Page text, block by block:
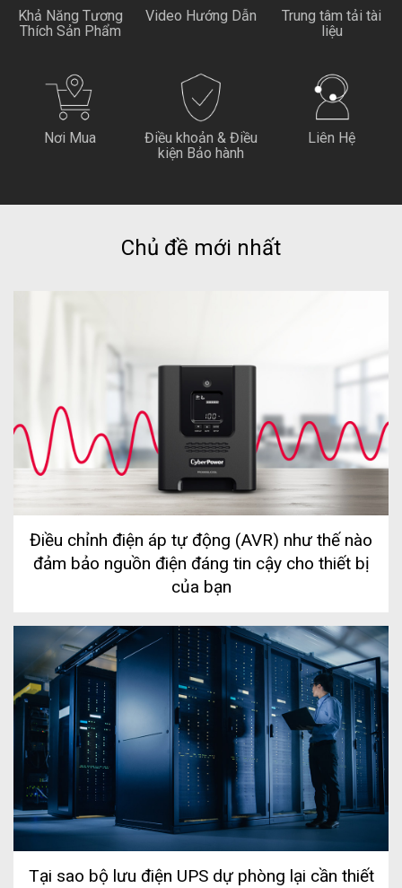
Khả Năng Tương
Thích Sản Phẩm
Video Hướng Dẫn
Trung tâm tải tài
liệu
Nơi Mua
Điều khoản & Điều
kiện Bảo hành
Liên Hệ
Chủ đề mới nhất
Điều chỉnh điện áp tự động (AVR) như thế nào
đảm bảo nguồn điện đáng tin cậy cho thiết bị
của bạn
Tại sao bộ lưu điện UPS dự phòng lại cần thiết